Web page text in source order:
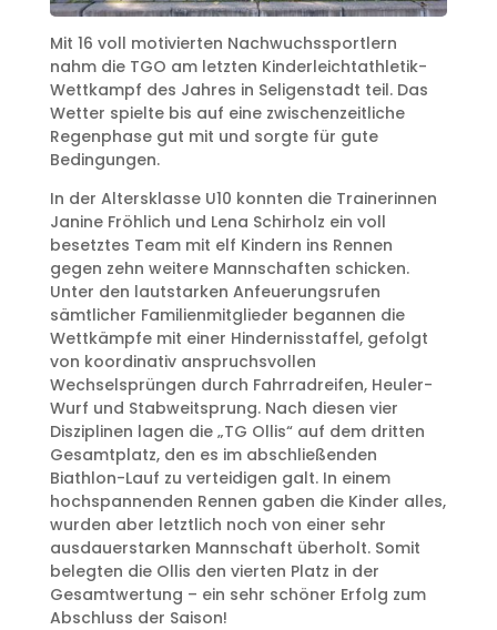
Mit 16 voll motivierten Nachwuchssportlern
nahm die TGO am letzten Kinderleichtathletik-
Wettkampf des Jahres in Seligenstadt teil. Das
Wetter spielte bis auf eine zwischenzeitliche
Regenphase gut mit und sorgte für gute
Bedingungen.
In der Altersklasse U10 konnten die Trainerinnen
Janine Fröhlich und Lena Schirholz ein voll
besetztes Team mit elf Kindern ins Rennen
gegen zehn weitere Mannschaften schicken.
Unter den lautstarken Anfeuerungsrufen
sämtlicher Familienmitglieder begannen die
Wettkämpfe mit einer Hindernisstaffel, gefolgt
von koordinativ anspruchsvollen
Wechselsprüngen durch Fahrradreifen, Heuler-
Wurf und Stabweitsprung. Nach diesen vier
Disziplinen lagen die „TG Ollis“ auf dem dritten
Gesamtplatz, den es im abschließenden
Biathlon-Lauf zu verteidigen galt. In einem
hochspannenden Rennen gaben die Kinder alles,
wurden aber letztlich noch von einer sehr
ausdauerstarken Mannschaft überholt. Somit
belegten die Ollis den vierten Platz in der
Gesamtwertung – ein sehr schöner Erfolg zum
Abschluss der Saison!